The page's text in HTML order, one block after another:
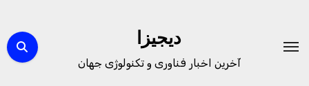
content
دیجیزا
آخرین اخبار فناوری و تکنولوژی جهان